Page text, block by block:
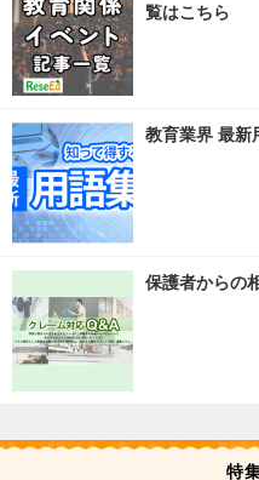
覧はこちら
教育業界 最新
保護者からの
特